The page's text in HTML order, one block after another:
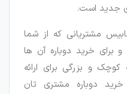
جدید است.
مشتریانی که از شما
و برای خرید دوباره آن ها
کوچک و بزرگی برای ارائه
خرید دوباره مشتری تان